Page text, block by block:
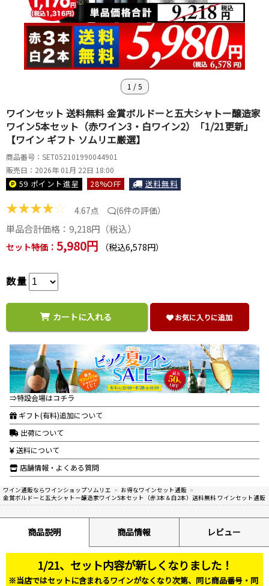
1 /5
ワインセット 送料無料 金賞ボルドーと五大シャトー醸造家
ワイン5本セット（赤ワイン3・白ワイン2）「1/21更新」
【ワイン ギフト ソムリエ厳選】
商品番号：SET052101990044901
販売日：2026年 01月 22日 18:00
59 ポイント進呈 28%OFF 送料無料
★★★★☆ 4.67点 (6件の評価）
単品合計価格： 9,218円（税込）
セット特価： 5,980円 （税込6,578円）
数量
カートに入れる お気に入りに追加
⇒特設会場はコチラ
ギフト(有料)追加について
出荷について
送料について
店舗情報・よくある質問
ワイン通販ならワインショップソムリエ > お得なワインセット通販 >
金賞ボルドーと五大シャトー醸造家ワイン5本セット（赤3本＆白2本）送料無料 ワインセット通販
商品説明 商品情報 レビュー
1/21、セット内容が新しくなりました！
※当店ではセットに含まれるワインがなくなり次第、同じ商品番号・同